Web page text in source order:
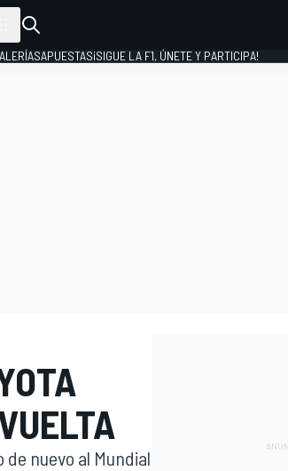
APUESTAS¡SIGUE LA F1, ÚNETE Y PARTICIPA!
nuevo al Mundial